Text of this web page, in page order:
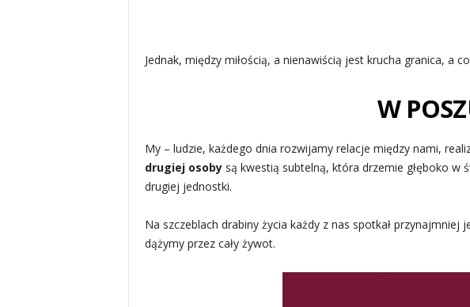
Jednak, między miłością, a nienawiścią jest krucha granica, a
W
My – ludzie, każdego dnia rozwijamy relacje między nami,
drugiej osobysą kwestią subtelną, która drzemie głęboko w
drugiej jednostki.
Na szczeblach drabiny życia każdy z nas spotkał przynajmniej
dążymy przez cały żywot.